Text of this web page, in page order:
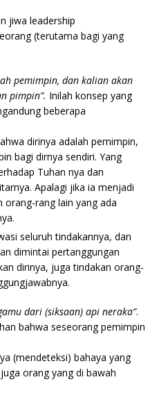
jiwa leadership
(terutama bagi yang
pemimpin, dan kalian akan
pimpin”. Inilah konsep yang
beberapa
dirinya adalah pemimpin,
bagi dirnya sendiri. Yang
Tuhan nya dan
Apalagi jika ia menjadi
orang-rang lain yang ada
seluruh tindakannya, dan
dimintai pertanggungan
dirinya, juga tindakan orang-
dari (siksaan) api neraka”.
bahwa seseorang pemimpin
(mendeteksi) bahaya yang
orang yang di bawah